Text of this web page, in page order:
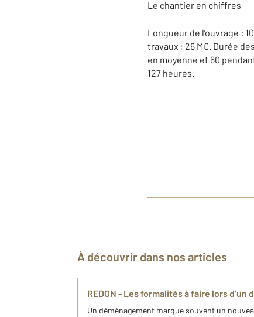
Le chantier en chiffres
Longueur de l’ouvrage :
travaux : 26 M€. Durée
en moyenne et 60
127 heures.
À découvrir dans nos articles
REDON - Les formalités à faire lors d’un
Un déménagement marque souvent un